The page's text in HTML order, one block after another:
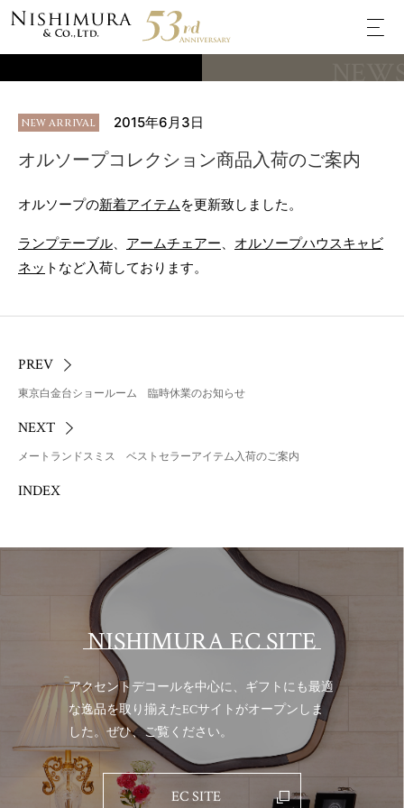
NEW ARRIVAL 2015年6月3日
オルソープコレクション商品入荷のご案内
オルソープの新着アイテムを更新致しました。
ランプテーブル、 アームチェアー、 オルソープハウスキャビ
ネッ トなど入荷しております。
PREV
東京白金台ショールーム 臨時休業のお知らせ
NEXT
メートランドスミス ベストセラーアイテム入荷のご案内
INDEX
NISHIMURA EC SITE
アクセントデコールを中心に、ギフトにも最適
な逸品を取り揃えたECサイトがオープンしま
した。ぜひ、ご覧ください。
EC SITE